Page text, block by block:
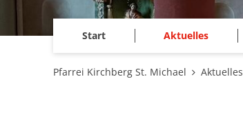
Start Aktuelles
Pfarrei Kirchberg St. Michael Aktuelles